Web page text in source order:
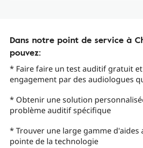
Dans notre point de service à
pouvez:
* Faire faire un test auditif gratuit et
engagement par des audiologues
* Obtenir une solution
problème auditif spécifique
* Trouver une large gamme d'aides
pointe de la technologie